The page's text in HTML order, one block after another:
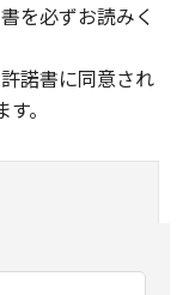
を必ずお読みく
諾書に同意され
。